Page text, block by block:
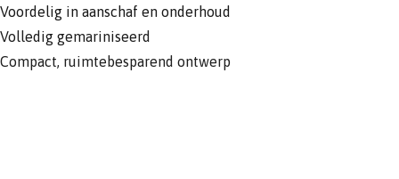
Voordelig in aanschaf en onderhoud
Volledig gemariniseerd
Compact, ruimtebesparend ontwerp